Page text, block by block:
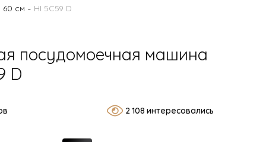
см - HI 5C59 D
посудомоечная машина
D
2 108 интересовались